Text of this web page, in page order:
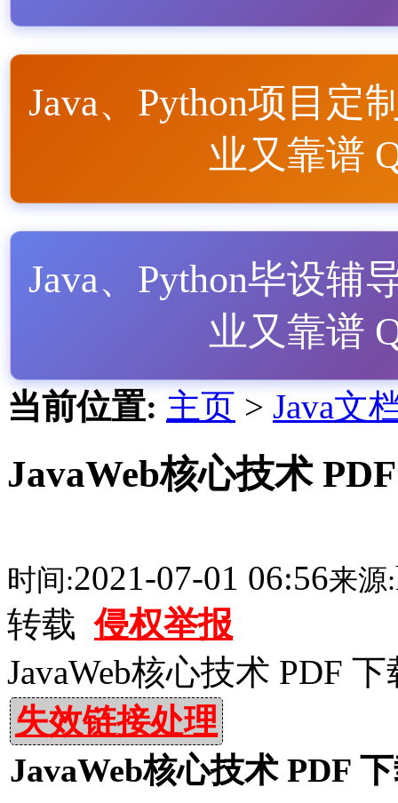
Java、Python项目定
业又靠谱
Java、Python毕设辅
业又靠谱
当前位置: 主页 > Java文
JavaWeb核心技术
时间:2021-07-01 06:56来源:
转载侵权举报
JavaWeb核心技术 PDF 下
失效链接处理
JavaWeb核心技术 PDF